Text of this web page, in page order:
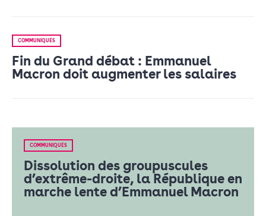
COMMUNIQUÉS
Fin du Grand débat : Emmanuel
Macron doit augmenter les salaires
COMMUNIQUÉS
Dissolution des groupuscules
d’extrême-droite, la République en
marche lente d’Emmanuel Macron